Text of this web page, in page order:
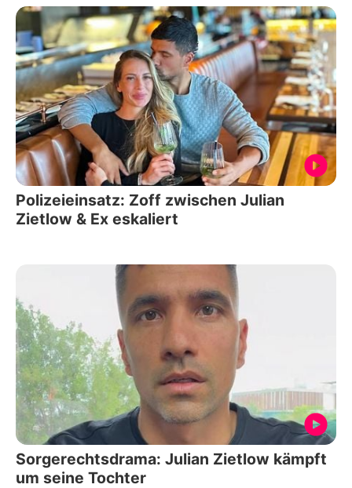
Polizeieinsatz: Zoff zwischen Julian
Zietlow & Ex eskaliert
Sorgerechtsdrama: Julian Zietlow kämpft
um seine Tochter